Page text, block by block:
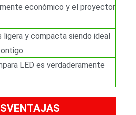
económico y el proyector
ligera y compacta siendo ideal
LED es verdaderamente